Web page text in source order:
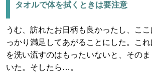
タオルで体を拭くときは要注意
うむ、訪れたお日柄も良かったし、こ
っかり満足してあがることにした。こ
を洗い流すのはもったいないと、その
いた。そしたら…。